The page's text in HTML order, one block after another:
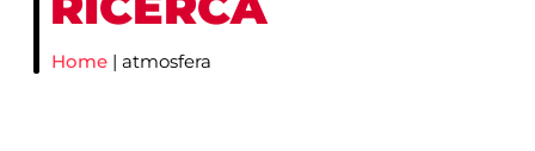
Home | atmosfera